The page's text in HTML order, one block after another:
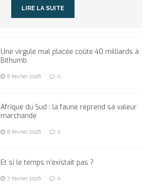
LIRE LA SUITE
Une virgule mal placée coûte 40 milliards à
Bithumb
8 février 2026 0
Afrique du Sud : la faune reprend sa valeur
marchande
8 février 2026 0
Et si le temps n’existait pas ?
7 février 2026 0